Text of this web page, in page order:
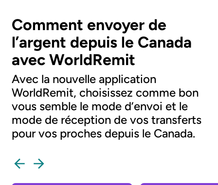
Comment envoyer de
l’argent depuis le Canada
avec WorldRemit
Avec la nouvelle application
WorldRemit, choisissez comme bon
vous semble le mode d’envoi et le
mode de réception de vos transferts
pour vos proches depuis le Canada.